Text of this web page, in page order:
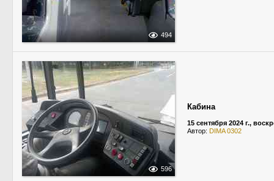
494
596
Кабина
15 сентября 2024 г.,
Автор: DIMA 0302